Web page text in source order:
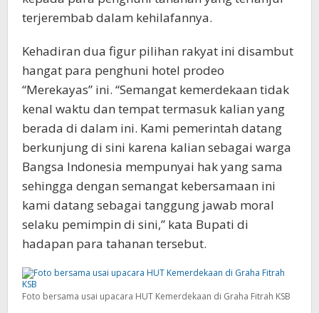
terjerembab dalam kehilafannya.
Kehadiran dua figur pilihan rakyat ini disambut
hangat para penghuni hotel prodeo
“Merekayas” ini. “Semangat kemerdekaan tidak
kenal waktu dan tempat termasuk kalian yang
berada di dalam ini. Kami pemerintah datang
berkunjung di sini karena kalian sebagai warga
Bangsa Indonesia mempunyai hak yang sama
sehingga dengan semangat kebersamaan ini
kami datang sebagai tanggung jawab moral
selaku pemimpin di sini,” kata Bupati di
hadapan para tahanan tersebut.
Foto bersama usai upacara HUT Kemerdekaan di Graha Fitrah KSB